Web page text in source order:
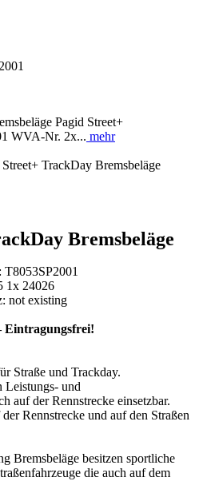
Pagid Street+
WVA-Nr. 2x... mehr
TrackDay Bremsbeläge
Bremsbeläge
1x 24026
not existing
Eintragungsfrei!
Straße und Trackday.
Leistungs- und
auf der Rennstrecke einsetzbar.
Rennstrecke und auf den Straßen
Bremsbeläge besitzen sportliche
die auch auf dem